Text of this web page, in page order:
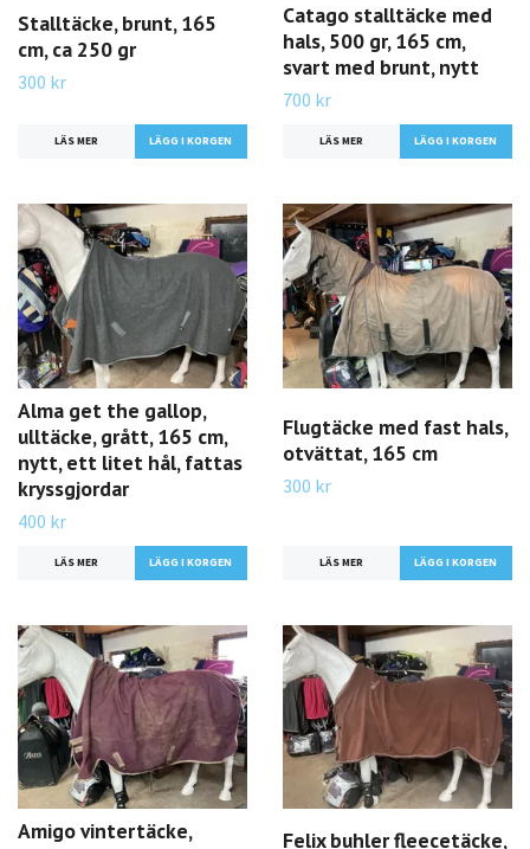
Stalltäcke, brunt, 165
cm, ca 250 gr
300 kr
LÄS MER
Catago stalltäcke med
hals, 500 gr, 165 cm,
svart med brunt, nytt
700 kr
LÄS MER
Alma get the gallop,
ulltäcke, grått, 165 cm,
nytt, ett litet hål, fattas
kryssgjordar
400 kr
LÄS MER
Flugtäcke med fast hals,
otvättat, 165 cm
300 kr
LÄS MER
Amigo vintertäcke,
Felix buhler fleecetäcke,